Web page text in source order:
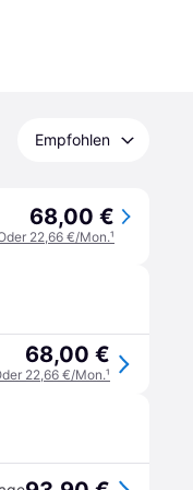
Empfohlen
68,00 €
22,66 €/Mon.¹
68,00 €
22,66 €/Mon.¹